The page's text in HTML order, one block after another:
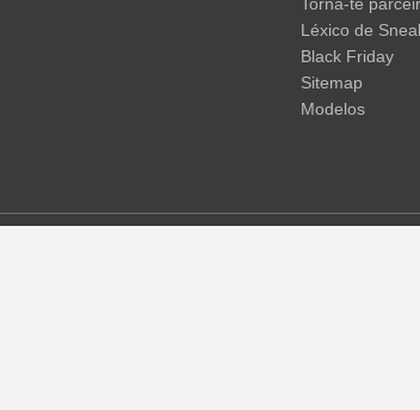
Léxico de
Black Friday
Sitemap
Modelos